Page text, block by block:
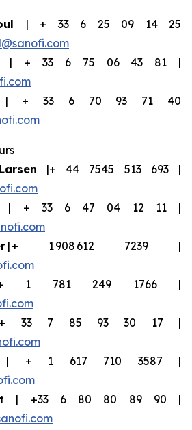
| + 33 6 25 09 14 25
| + 33 6 75 06 43 81 |
| + 33 6 70 93 71 40
|+ 44 7545 513 693 |
| + 33 6 47 04 12 11 |
| + 1 908 612 7239 |
+ 1 781 249 1766 |
+ 33 7 85 93 30 17 |
| + 1 617 710 3587 |
| +33 6 80 80 89 90 |